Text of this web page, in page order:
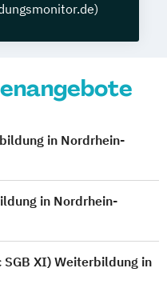
in Nordrhein-
in Nordrhein-
XI) Weiterbildung in